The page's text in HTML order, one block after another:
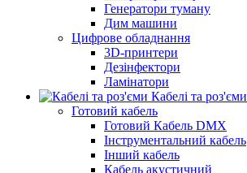
Генератори туману
Дим машини
Цифрове обладнання
3D-принтери
Дезінфектори
Ламінатори
Кабелі та роз'єми
Готовий кабель
Готовий Кабель DMX
Інструментальний кабель
Інший кабель
Кабель акустичний